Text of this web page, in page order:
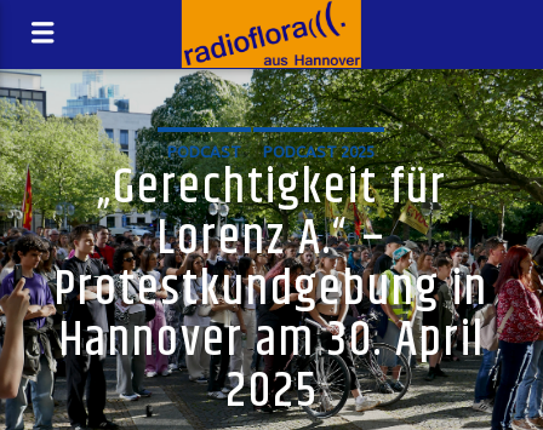
PODCAST PODCAST 2025
„Gerechtigkeit für
Lorenz A.“ –
Protestkundgebung in
Hannover am 30. April
2025